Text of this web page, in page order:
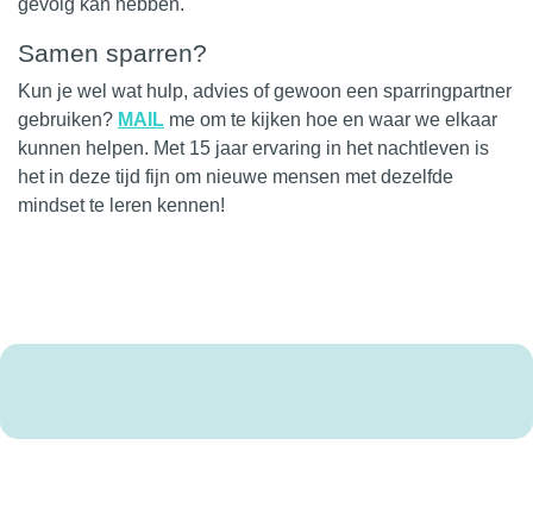
Samen sparren?
Kun je wel wat hulp, advies of gewoon een sparringpartner
gebruiken? MAIL me om te kijken hoe en waar we elkaar
kunnen helpen. Met 15 jaar ervaring in het nachtleven is
het in deze tijd fijn om nieuwe mensen met dezelfde
mindset te leren kennen!